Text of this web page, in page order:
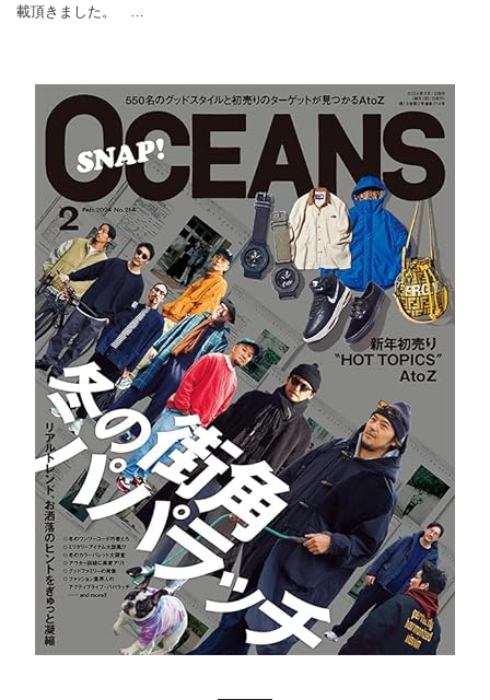
載頂きました。 …